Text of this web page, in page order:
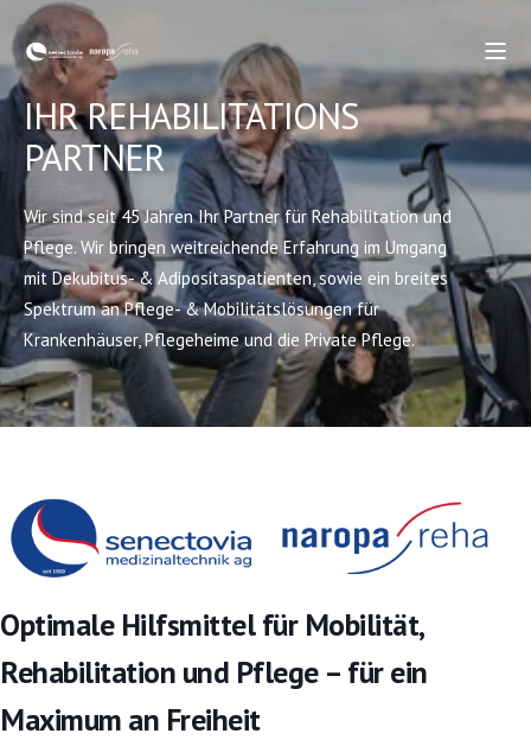
IHR REHABILITATIONS
PARTNER
Wir sind seit 45 Jahren Ihr Partner für Rehabilitation und
Pflege. Wir bringen weitreichende Erfahrung im Umgang
mit Dekubitus- & Adipositaspatienten, sowie ein breites
Spektrum an Pflege- & Mobilitätslösungen für
Krankenhäuser, Pflegeheime und die Private Pflege.
Optimale Hilfsmittel für Mobilität,
Rehabilitation und Pflege – für ein
Maximum an Freiheit